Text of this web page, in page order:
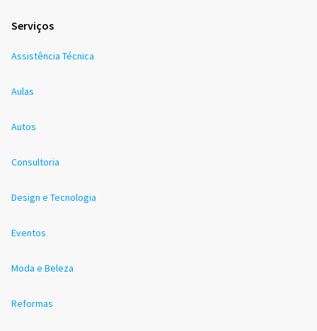
Serviços
Assistência Técnica
Aulas
Autos
Consultoria
Design e Tecnologia
Eventos
Moda e Beleza
Reformas